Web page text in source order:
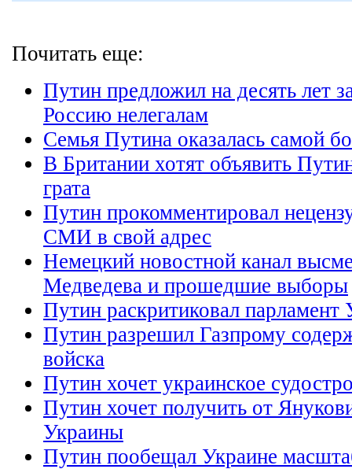
Почитать еще:
Путин предложил на десять лет
Россию нелегалам
Семья Путина оказалась самой
В Британии хотят объявить
грата
Путин прокомментировал
СМИ в свой адрес
Немецкий новостной канал
Медведева и прошедшие выборы
Путин раскритиковал парламент
Путин разрешил Газпрому
войска
Путин хочет украинское
Путин хочет получить от
Украины
Путин пообещал Украине